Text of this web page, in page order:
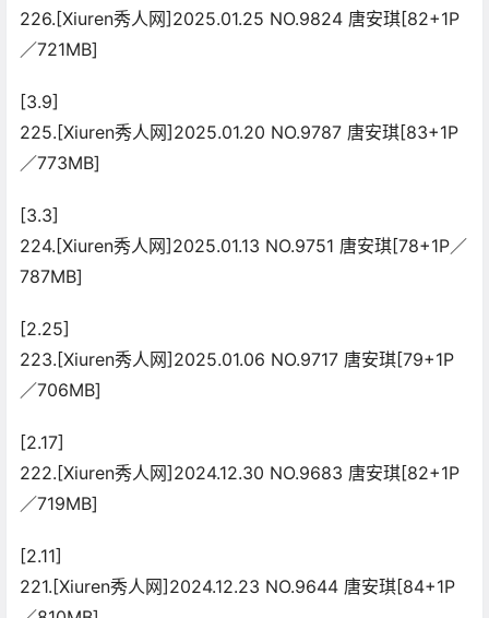
226.[Xiuren秀人网]2025.01.25 NO.9824 唐安琪[82+1P
／721MB]
[3.9]
225.[Xiuren秀人网]2025.01.20 NO.9787 唐安琪[83+1P
／773MB]
[3.3]
224.[Xiuren秀人网]2025.01.13 NO.9751 唐安琪[78+1P／
787MB]
[2.25]
223.[Xiuren秀人网]2025.01.06 NO.9717 唐安琪[79+1P
／706MB]
[2.17]
222.[Xiuren秀人网]2024.12.30 NO.9683 唐安琪[82+1P
／719MB]
[2.11]
221.[Xiuren秀人网]2024.12.23 NO.9644 唐安琪[84+1P